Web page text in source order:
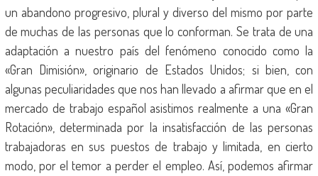
un abandono progresivo, plural y diverso del mismo por parte
de muchas de las personas que lo conforman. Se trata de una
adaptación a nuestro país del fenómeno conocido como la
«Gran Dimisión», originario de Estados Unidos; si bien, con
algunas peculiaridades que nos han llevado a afirmar que en el
mercado de trabajo español asistimos realmente a una «Gran
Rotación», determinada por la insatisfacción de las personas
trabajadoras en sus puestos de trabajo y limitada, en cierto
modo, por el temor a perder el empleo. Así, podemos afirmar